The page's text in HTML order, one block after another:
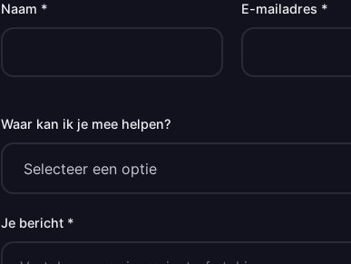
Naam * E-mailadres *
Waar kan ik je mee helpen?
Je bericht *